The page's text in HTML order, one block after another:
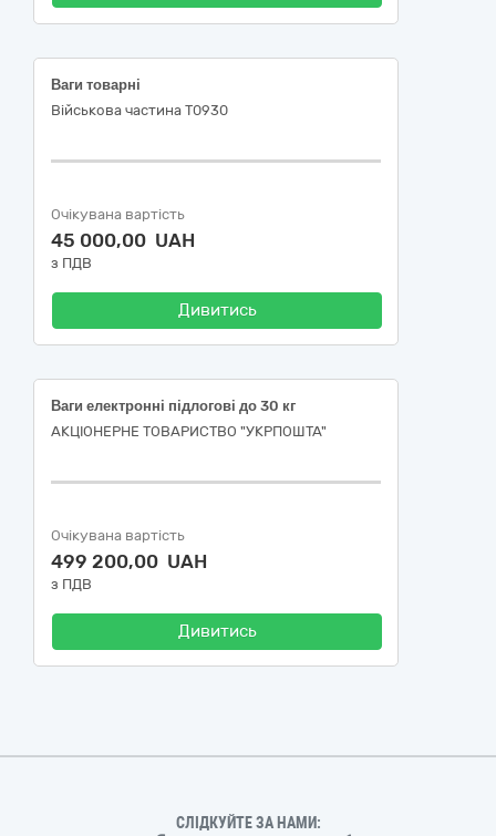
Ваги товарні
Військова частина Т0930
Очікувана вартість
45 000,00 UAH
з ПДВ
Дивитись
Ваги електронні підлогові до 30 кг
АКЦІОНЕРНЕ ТОВАРИСТВО "УКРПОШТА"
Очікувана вартість
499 200,00 UAH
з ПДВ
Дивитись
СЛІДКУЙТЕ ЗА НАМИ: